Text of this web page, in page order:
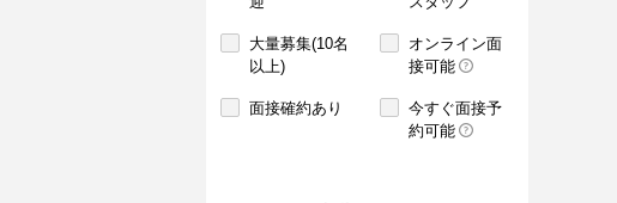
大量募集(10名
以上)
オンライン面
接可能
面接確約あり
今すぐ面接予
約可能